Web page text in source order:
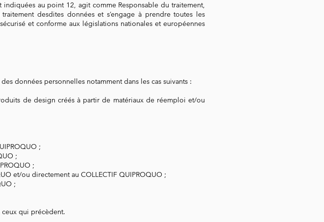
au point 12, agit comme Responsable du traitement,
desdites données et s’engage à prendre toutes les
et conforme aux législations nationales et européennes
données personnelles notamment dans les cas suivants :
de design créés à partir de matériaux de réemploi et/ou
;
;
;
et/ou directement au COLLECTIF QUIPROQUO ;
;
qui précèdent.